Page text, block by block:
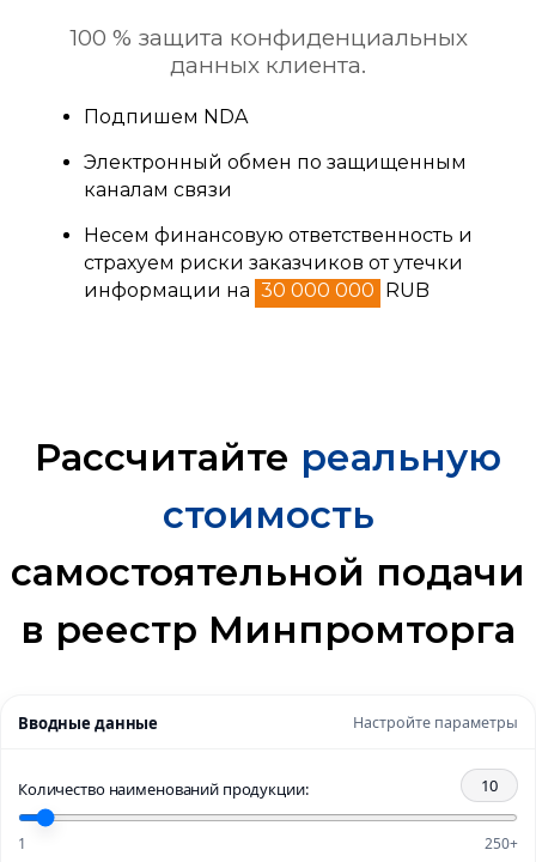
100 % защита конфиденциальных
данных клиента.
Подпишем NDA
Электронный обмен по защищенным
каналам связи
Несем финансовую ответственность и
страхуем риски заказчиков от утечки
информации на 30 000 000 RUB
Рассчитайте реальную
стоимость
самостоятельной подачи
в реестр Минпромторга
Вводные данные Настройте параметры
Количество наименований продукции: 10
1 250+